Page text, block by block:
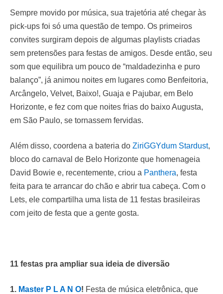
Sempre movido por música, sua trajetória até chegar às
pick-ups foi só uma questão de tempo. Os primeiros
convites surgiram depois de algumas playlists criadas
sem pretensões para festas de amigos. Desde então, seu
som que equilibra um pouco de “maldadezinha e puro
balanço”, já animou noites em lugares como Benfeitoria,
Arcângelo, Velvet, Baixo!, Guaja e Pajubar, em Belo
Horizonte, e fez com que noites frias do baixo Augusta,
em São Paulo, se tornassem fervidas.
Além disso, coordena a bateria do ZiriGGYdum Stardust,
bloco do carnaval de Belo Horizonte que homenageia
David Bowie e, recentemente, criou a Panthera, festa
feita para te arrancar do chão e abrir tua cabeça. Com o
Lets, ele compartilha uma lista de 11 festas brasileiras
com jeito de festa que a gente gosta.
11 festas pra ampliar sua ideia de diversão
1. Master P L A N O! Festa de música eletrônica, que